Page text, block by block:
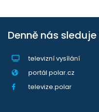
Denně nás sleduje
televizní vysílání
portál polar.cz
televize.polar